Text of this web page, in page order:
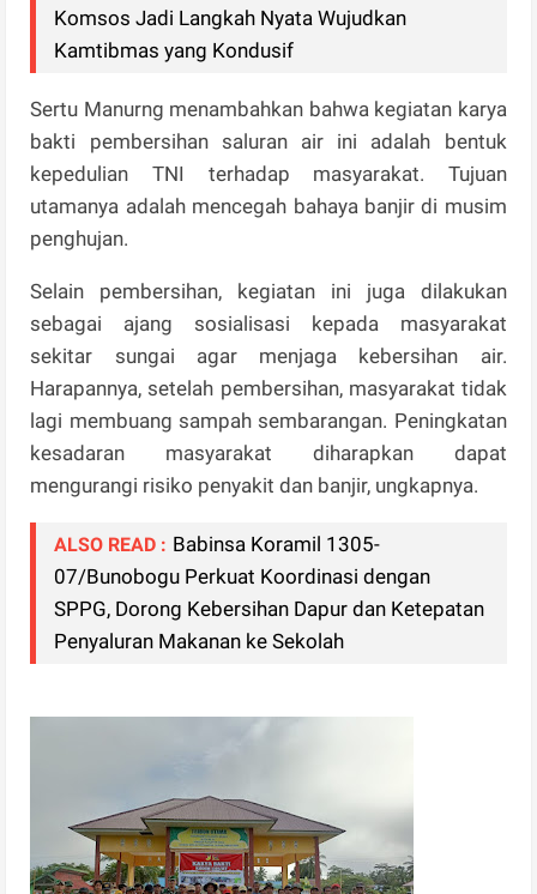
Komsos Jadi Langkah Nyata Wujudkan
Kamtibmas yang Kondusif
Sertu Manurng menambahkan bahwa kegiatan karya
bakti pembersihan saluran air ini adalah bentuk
kepedulian TNI terhadap masyarakat. Tujuan
utamanya adalah mencegah bahaya banjir di musim
penghujan.
Selain pembersihan, kegiatan ini juga dilakukan
sebagai ajang sosialisasi kepada masyarakat
sekitar sungai agar menjaga kebersihan air.
Harapannya, setelah pembersihan, masyarakat tidak
lagi membuang sampah sembarangan. Peningkatan
kesadaran masyarakat diharapkan dapat
mengurangi risiko penyakit dan banjir, ungkapnya.
ALSO READ : Babinsa Koramil 1305-
07/Bunobogu Perkuat Koordinasi dengan
SPPG, Dorong Kebersihan Dapur dan Ketepatan
Penyaluran Makanan ke Sekolah